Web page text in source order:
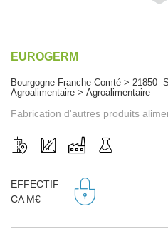
EUROGERM
Bourgogne-Franche-Comté > 21850
Agroalimentaire > Agroalimentaire
Fabrication d'autres produits
EFFECTIF
CA M€